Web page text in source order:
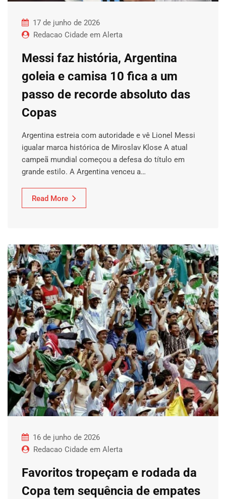
17 de junho de 2026
Redacao Cidade em Alerta
Messi faz história, Argentina
goleia e camisa 10 fica a um
passo de recorde absoluto das
Copas
Argentina estreia com autoridade e vê Lionel Messi
igualar marca histórica de Miroslav Klose A atual
campeã mundial começou a defesa do título em
grande estilo. A Argentina venceu a…
Read More
16 de junho de 2026
Redacao Cidade em Alerta
Favoritos tropeçam e rodada da
Copa tem sequência de empates